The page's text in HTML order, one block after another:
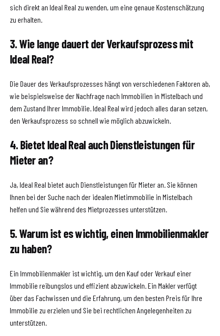
sich direkt an Ideal Real zu wenden, um eine genaue Kostenschätzung
zu erhalten.
3. Wie lange dauert der Verkaufsprozess mit
Ideal Real?
Die Dauer des Verkaufsprozesses hängt von verschiedenen Faktoren ab,
wie beispielsweise der Nachfrage nach Immobilien in Mistelbach und
dem Zustand Ihrer Immobilie. Ideal Real wird jedoch alles daran setzen,
den Verkaufsprozess so schnell wie möglich abzuwickeln.
4. Bietet Ideal Real auch Dienstleistungen für
Mieter an?
Ja, Ideal Real bietet auch Dienstleistungen für Mieter an. Sie können
Ihnen bei der Suche nach der idealen Mietimmobilie in Mistelbach
helfen und Sie während des Mietprozesses unterstützen.
5. Warum ist es wichtig, einen Immobilienmakler
zu haben?
Ein Immobilienmakler ist wichtig, um den Kauf oder Verkauf einer
Immobilie reibungslos und effizient abzuwickeln. Ein Makler verfügt
über das Fachwissen und die Erfahrung, um den besten Preis für Ihre
Immobilie zu erzielen und Sie bei rechtlichen Angelegenheiten zu
unterstützen.